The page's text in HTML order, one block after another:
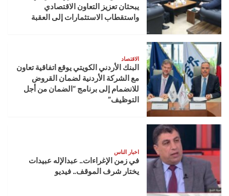
يبحثان تعزيز التعاون الاقتصادي
واستقطاب الاستثمارات إلى العقبة
الاقتصاد
البنك الأردني الكويتي يوقع اتفاقية تعاون
مع الشركة الأردنية لضمان القروض
للانضمام إلى برنامج “الضمان من أجل
التوظيف”
اخبار الناس
في زمن الإغراءات.. عبدالإله عبيدات
يختار شرف الموقف.. فيديو